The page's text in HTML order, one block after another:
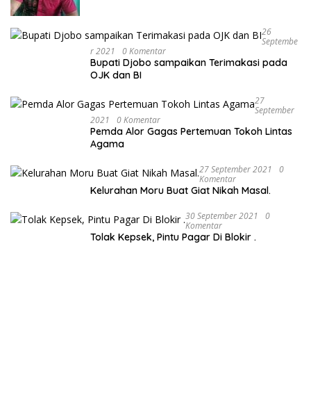
26
Septembe
R 2021
0 Komentar
Bupati Djobo sampaikan Terimakasi pada
OJK dan BI
27
September
2021
0 Komentar
Pemda Alor Gagas Pertemuan Tokoh Lintas
Agama
27 September 2021
0
Komentar
Kelurahan Moru Buat Giat Nikah Masal.
30 September 2021
0
Komentar
Tolak Kepsek, Pintu Pagar Di Blokir .